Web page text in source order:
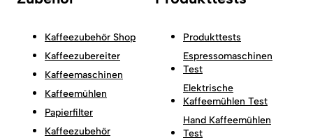
Kaffeezubehör Shop
Kaffeezubereiter
Kaffeemaschinen
Kaffeemühlen
Papierfilter
Kaffeezubehör
Produkttests
Espressomaschinen
Test
Elektrische
Kaffeemühlen Test
Hand Kaffeemühlen
Test